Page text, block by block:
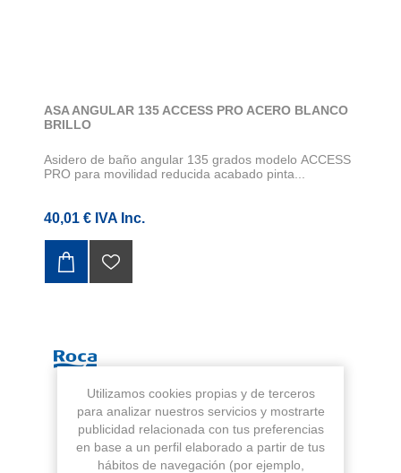
ASA ANGULAR 135 ACCESS PRO ACERO BLANCO
BRILLO
Asidero de baño angular 135 grados modelo ACCESS
PRO para movilidad reducida acabado pinta...
40,01 € IVA Inc.
Utilizamos cookies propias y de terceros
para analizar nuestros servicios y mostrarte
publicidad relacionada con tus preferencias
en base a un perfil elaborado a partir de tus
hábitos de navegación (por ejemplo,